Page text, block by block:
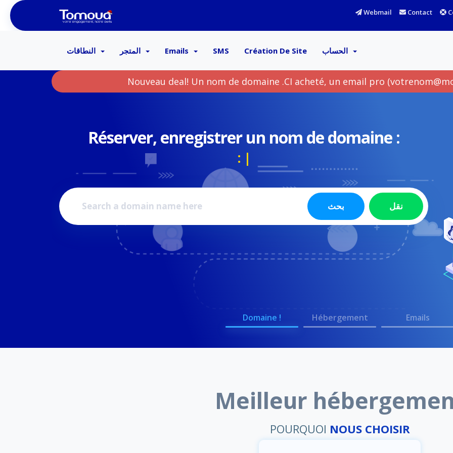
Contact
Webmail
Emails SMS Création De Site
Nouveau deal! Un nom de domaine .CI acheté, un email pro
Réserver, enregistrer un nom de domaine :
Hébergement
Domaine ! Hébergement Emails
Meilleur
POURQUOI NOUS CHOISIR